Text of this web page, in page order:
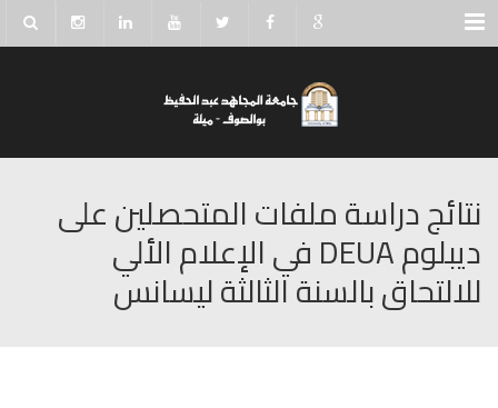
Menu
نتائج دراسة ملفات المتحصلين على
ديبلوم DEUA في الإعلام الألي
للالتحاق بالسنة الثالثة ليسانس